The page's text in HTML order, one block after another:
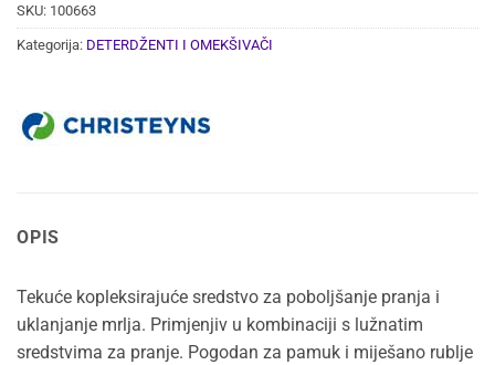
SKU: 100663
Kategorija: DETERDŽENTI I OMEKŠIVAČI
OPIS
Tekuće kopleksirajuće sredstvo za poboljšanje pranja i
uklanjanje mrlja. Primjenjiv u kombinaciji s lužnatim
sredstvima za pranje. Pogodan za pamuk i miješano rublje